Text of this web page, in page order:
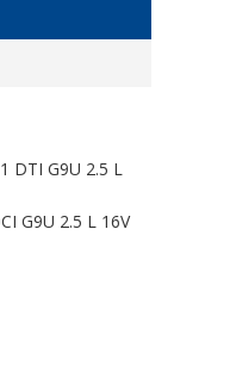
DTI G9U 2.5 L
G9U 2.5 L 16V